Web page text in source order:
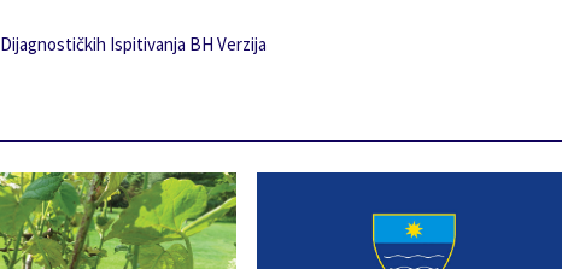
Ispitivanja BH Verzija